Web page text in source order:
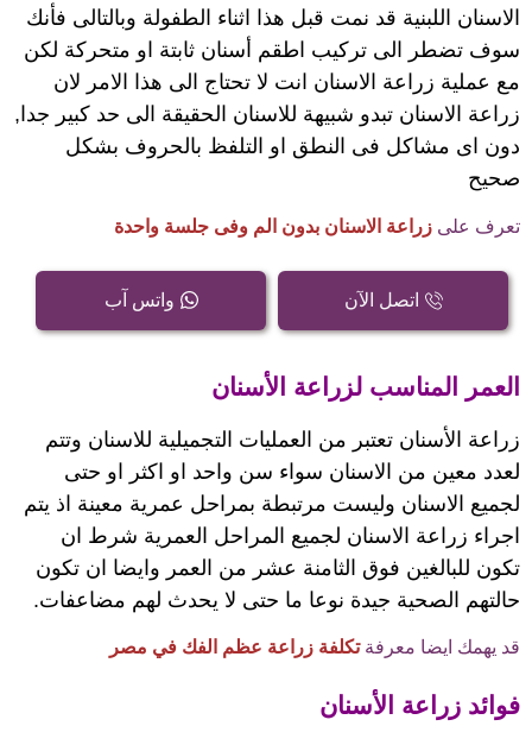
الاسنان اللبنية قد نمت قبل هذا اثناء الطفولة وبالتالى فأنك
سوف تضطر الى تركيب اطقم أسنان ثابتة او متحركة لكن
مع عملية زراعة الاسنان انت لا تحتاج الى هذا الامر لان
زراعة الاسنان تبدو شبيهة للاسنان الحقيقة الى حد كبير جدا,
دون اى مشاكل فى النطق او التلفظ بالحروف بشكل
صحيح
تعرف على زراعة الاسنان بدون الم وفى جلسة واحدة
اتصل الآن واتس آب
العمر المناسب لزراعة الأسنان
زراعة الأسنان تعتبر من العمليات التجميلية للاسنان وتتم
لعدد معين من الاسنان سواء سن واحد او اكثر او حتى
لجميع الاسنان وليست مرتبطة بمراحل عمرية معينة اذ يتم
اجراء زراعة الاسنان لجميع المراحل العمرية شرط ان
تكون للبالغين فوق الثامنة عشر من العمر وايضا ان تكون
حالتهم الصحية جيدة نوعا ما حتى لا يحدث لهم مضاعفات.
قد يهمك ايضا معرفةتكلفة زراعة عظم الفك في مصر
فوائد زراعة الأسنان